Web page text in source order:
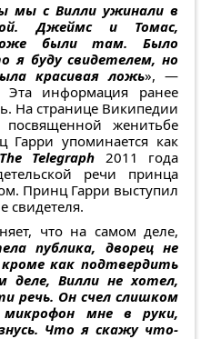
мы с Вилли ужинали в
Джеймс и Томас,
были там. Было
я буду свидетелем, но
красивая ложь», —
Эта информация ранее
На странице Википедии
женитьбе
Гарри упоминается как
The Telegraph 2011 года
речи принца
Принц Гарри выступил
свидетеля.
что на самом деле,
публика, дворец не
кроме как подтвердить
деле, Вилли не хотел,
речь. Он счел слишком
мне в руки,
Что я скажу что-